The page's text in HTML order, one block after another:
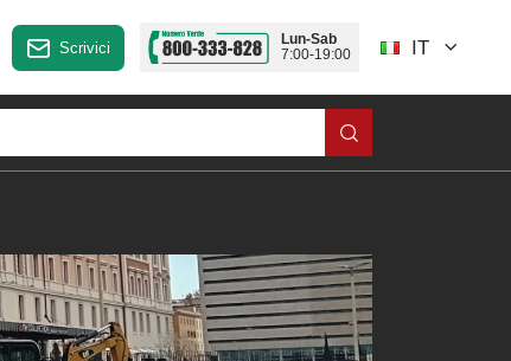
Scrivici
Lun-Sab
7:00-19:00
IT